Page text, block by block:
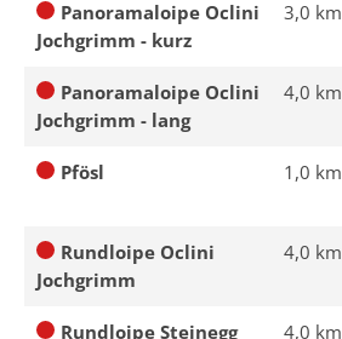
Panoramaloipe Oclini
Jochgrimm - kurz
3,0 km
Panoramaloipe Oclini
Jochgrimm - lang
4,0 km
Pfösl 1,0 km
Rundloipe Oclini
Jochgrimm
4,0 km
Rundloipe Steinegg 4,0 km